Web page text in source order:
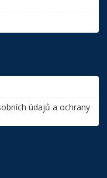
údajů a ochrany